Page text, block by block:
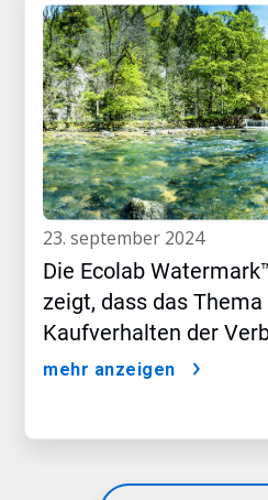
23. september 2024
Die Ecolab
zeigt, dass das
Kaufverhalten der
beeinflusst
mehr anzeigen